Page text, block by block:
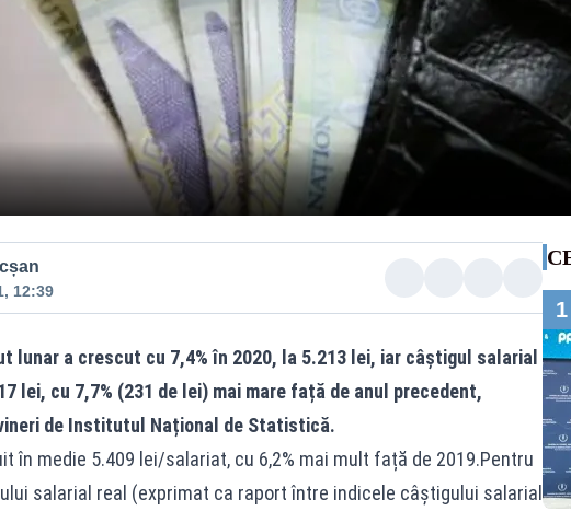
12:39
lunar a crescut cu 7,4% în 2020, la 5.213 lei, iar câştigul salarial
lei, cu 7,7% (231 de lei) mai mare față de anul precedent,
de Institutul Național de Statistică.
în medie 5.409 lei/salariat, cu 6,2% mai mult față de 2019.Pentru
salarial real (exprimat ca raport între indicele câştigului salarial
1